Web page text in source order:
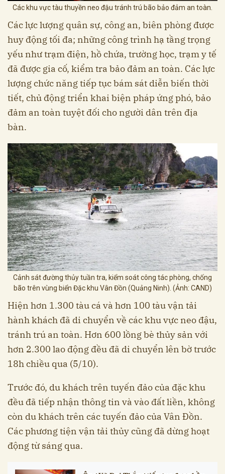
Các khu vực tàu thuyền neo đậu tránh trú bão bảo đảm an toàn.
Các lực lượng quân sự, công an, biên phòng được
huy động tối đa; những công trình hạ tầng trọng
yếu như trạm điện, hồ chứa, trường học, trạm y tế
đã được gia cố, kiểm tra bảo đảm an toàn. Các lực
lượng chức năng tiếp tục bám sát diễn biến thời
tiết, chủ động triển khai biện pháp ứng phó, bảo
đảm an toàn tuyệt đối cho người dân trên địa
bàn.
Cảnh sát đường thủy tuần tra, kiểm soát công tác phòng, chống
bão trên vùng biển Đặc khu Vân Đồn (Quảng Ninh). (Ảnh: CAND)
Hiện hơn 1.300 tàu cá và hơn 100 tàu vận tải
hành khách đã di chuyển về các khu vực neo đậu,
tránh trú an toàn. Hơn 600 lồng bè thủy sản với
hơn 2.300 lao động đều đã di chuyển lên bờ trước
18h chiều qua (5/10).
Trước đó, du khách trên tuyến đảo của đặc khu
đều đã tiếp nhận thông tin và vào đất liền, không
còn du khách trên các tuyến đảo của Vân Đồn.
Các phương tiện vận tải thủy cũng đã dừng hoạt
động từ sáng qua.